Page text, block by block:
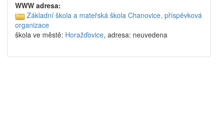
WWW adresa:
Základní škola a mateřská škola Chanovice, příspěvková
organizace
škola ve městě: Horažďovice, adresa: neuvedena